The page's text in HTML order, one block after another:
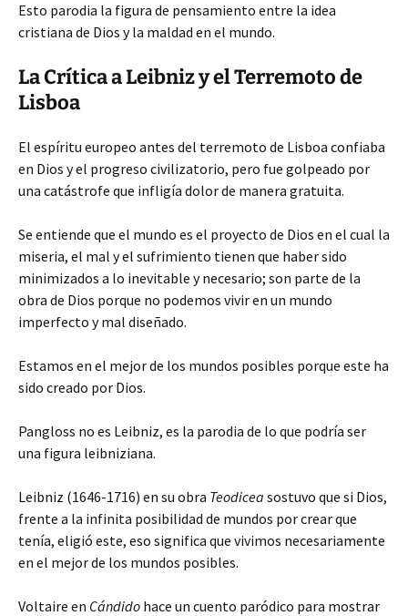
Esto parodia la figura de pensamiento entre la idea
cristiana de Dios y la maldad en el mundo.
La Crítica a Leibniz y el Terremoto de
Lisboa
El espíritu europeo antes del terremoto de Lisboa confiaba
en Dios y el progreso civilizatorio, pero fue golpeado por
una catástrofe que infligía dolor de manera gratuita.
Se entiende que el mundo es el proyecto de Dios en el cual la
miseria, el mal y el sufrimiento tienen que haber sido
minimizados a lo inevitable y necesario; son parte de la
obra de Dios porque no podemos vivir en un mundo
imperfecto y mal diseñado.
Estamos en el mejor de los mundos posibles porque este ha
sido creado por Dios.
Pangloss no es Leibniz, es la parodia de lo que podría ser
una figura leibniziana.
Leibniz (1646-1716) en su obra Teodicea sostuvo que si Dios,
frente a la infinita posibilidad de mundos por crear que
tenía, eligió este, eso significa que vivimos necesariamente
en el mejor de los mundos posibles.
Voltaire en Cándido hace un cuento paródico para mostrar